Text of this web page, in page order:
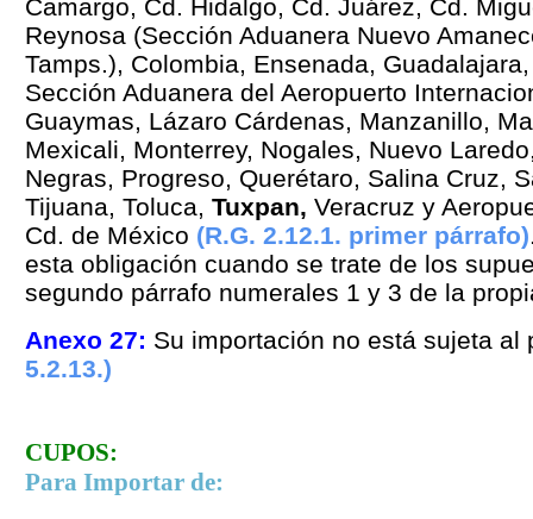
Camargo, Cd. Hidalgo, Cd. Juárez, Cd.
Reynosa (Sección Aduanera Nuevo
Tamps.), Colombia, Ensenada,
Sección Aduanera del Aeropuerto
Guaymas, Lázaro Cárdenas, Manzanillo,
Mexicali, Monterrey, Nogales, Nuevo
Negras, Progreso, Querétaro, Salina Cruz,
Tijuana, Toluca, Tuxpan, Veracruz y
Cd. de México (R.G. 2.12.1. primer párrafo)
esta obligación cuando se trate de los
segundo párrafo numerales 1 y 3 de la
Anexo 27: Su importación no está sujeta al
5.2.13.)
CUPOS:
Para Importar de: